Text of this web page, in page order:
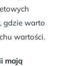
gdzie warto
wartości.
mają